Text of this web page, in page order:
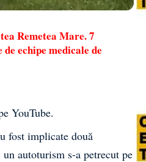
Remetea Mare. 7
echipe medicale de
YouTube.
fost implicate două
autoturism s-a petrecut pe